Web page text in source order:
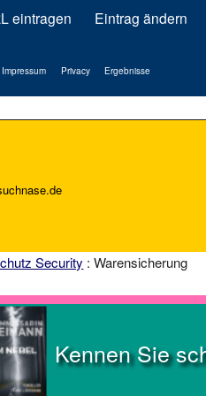
eintragen Eintrag ändern
Impressum Privacy Ergebnisse
Security : Warensicherung
Kennen Sie